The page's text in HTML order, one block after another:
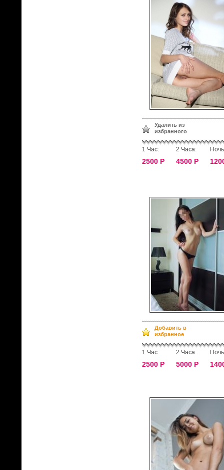
Удалить из
избранного
1 Час:
2500 Р
2 Часа:
4500 Р
Добавить в
избранное
1 Час:
2500 Р
2 Часа:
5000 Р